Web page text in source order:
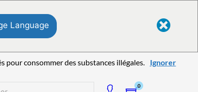
Language
pour consommer des substances illégales. Ignorer
0